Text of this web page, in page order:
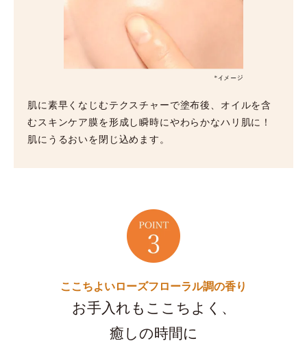
肌に素早くなじむテクスチャーで塗布後、オイルを含
むスキンケア膜を形成し瞬時にやわらかなハリ肌に！
肌にうるおいを閉じ込めます。
ここちよいローズフローラル調の香り
お手入れもここちよく、
癒しの時間に